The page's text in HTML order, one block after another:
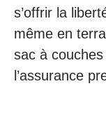
s’offrir la
même en
sac à
l’assurance